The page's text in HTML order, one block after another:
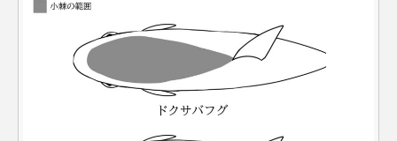
コノシロ コバンザメ
コブシメ コメツキガニ
コモンイトギンポ